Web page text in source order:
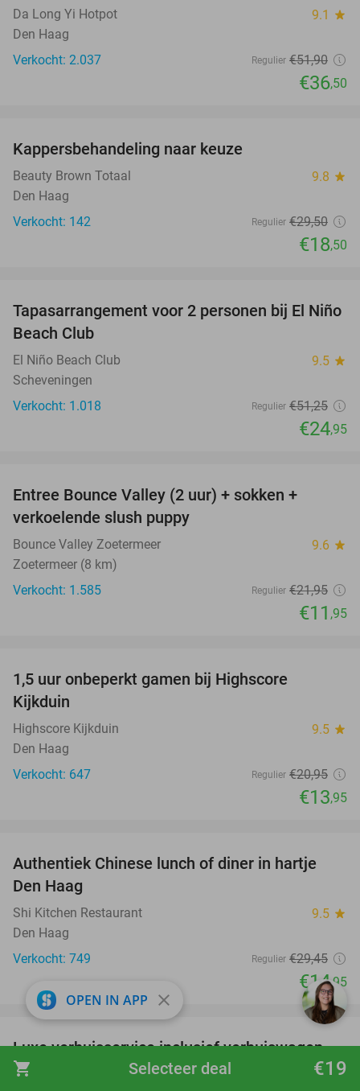
shopping_cart €19
Selecteer deal
Da Long Yi Hotpot 9.1 star
Den Haag
Verkocht: 2.037
Regulier €51,90
€36,50
Kappersbehandeling naar keuze
Beauty Brown Totaal 9.8 star
Den Haag
Verkocht: 142
Regulier €29,50
€18,50
51%
Tapasarrangement voor 2 personen bij El Niño
Beach Club
El Niño Beach Club 9.5 star
Scheveningen
Verkocht: 1.018
Regulier €51,25
€24,95
Entree Bounce Valley (2 uur) + sokken +
verkoelende slush puppy
Bounce Valley Zoetermeer 9.6 star
Zoetermeer (8 km)
Verkocht: 1.585
Regulier €21,95
€11 ,95
1,5 uur onbeperkt gamen bij Highscore
Kijkduin
Highscore Kijkduin 9.5 star
Den Haag
Verkocht: 647
Regulier €20,95
€13,95
49%
Authentiek Chinese lunch of diner in hartje
Den Haag
Shi Kitchen Restaurant 9.5 star
Den Haag
Verkocht: 749
Regulier €29,45
€14,95
83%
favorite_border
Luxe verhuisservice inclusief verhuiswagen
Piece of Cake Moving 8.0 star
OPEN IN APP close